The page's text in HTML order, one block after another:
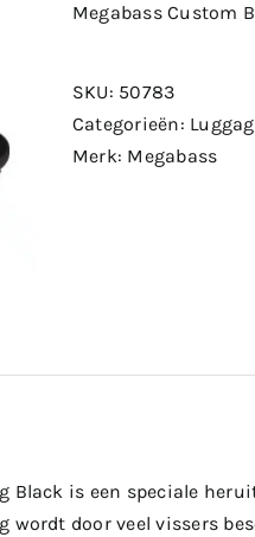
Megabass Custom
SKU: 50783
Categorieën:
Merk: Megabass
Black is een speciale
wordt door veel vissers